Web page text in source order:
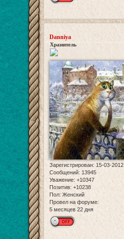
Danniya
Хранитель
Зарегистрирован: 15-03-2012
Сообщений: 13945
Уважение: +10347
Позитив: +10238
Пол: Женский
Провел на форуме:
5 месяцев 22 дня